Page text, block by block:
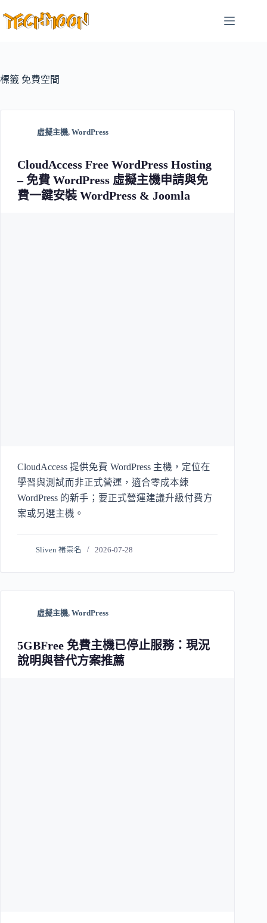
至
容
標籤 免費空間
虛擬主機, WordPress
CloudAccess Free WordPress Hosting
– 免費 WordPress 虛擬主機申請與免
費一鍵安裝 WordPress & Joomla
CloudAccess 提供免費 WordPress 主機，定位在
學習與測試而非正式營運，適合零成本練
WordPress 的新手；要正式營運建議升級付費方
案或另選主機。
Sliven 褚崇名 2026-07-28
虛擬主機, WordPress
5GBFree 免費主機已停止服務：現況
說明與替代方案推薦